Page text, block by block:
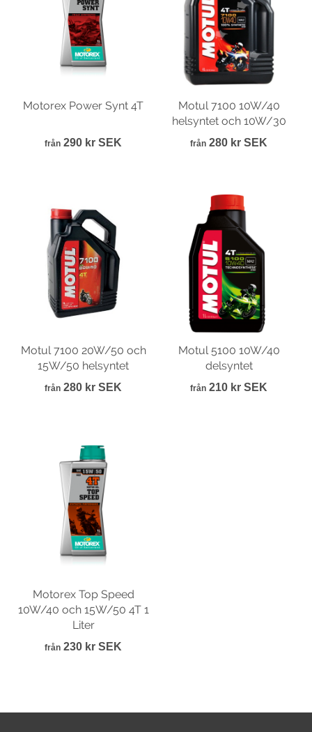
Motorex Power Synt 4T
från 290 kr SEK
Motul 7100 10W/40
helsyntet och 10W/30
från 280 kr SEK
Motul 7100 20W/50 och
15W/50 helsyntet
från 280 kr SEK
Motul 5100 10W/40
delsyntet
från 210 kr SEK
Motorex Top Speed
10W/40 och 15W/50 4T 1
Liter
från 230 kr SEK